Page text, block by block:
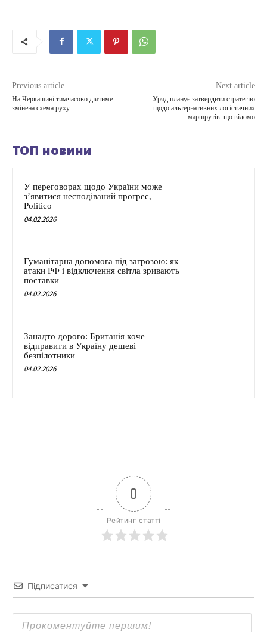
Previous article
На Черкащині тимчасово діятиме
змінена схема руху
Next article
Уряд планує затвердити стратегію
щодо альтернативних логістичних
маршрутів: що відомо
ТОП новини
У переговорах щодо України може
з’явитися несподіваний прогрес, –
Politico
04.02.2026
Гуманітарна допомога під загрозою: як
атаки РФ і відключення світла зривають
поставки
04.02.2026
Занадто дорого: Британія хоче
відправити в Україну дешеві
безпілотники
04.02.2026
0
Рейтинг статті
Підписатися